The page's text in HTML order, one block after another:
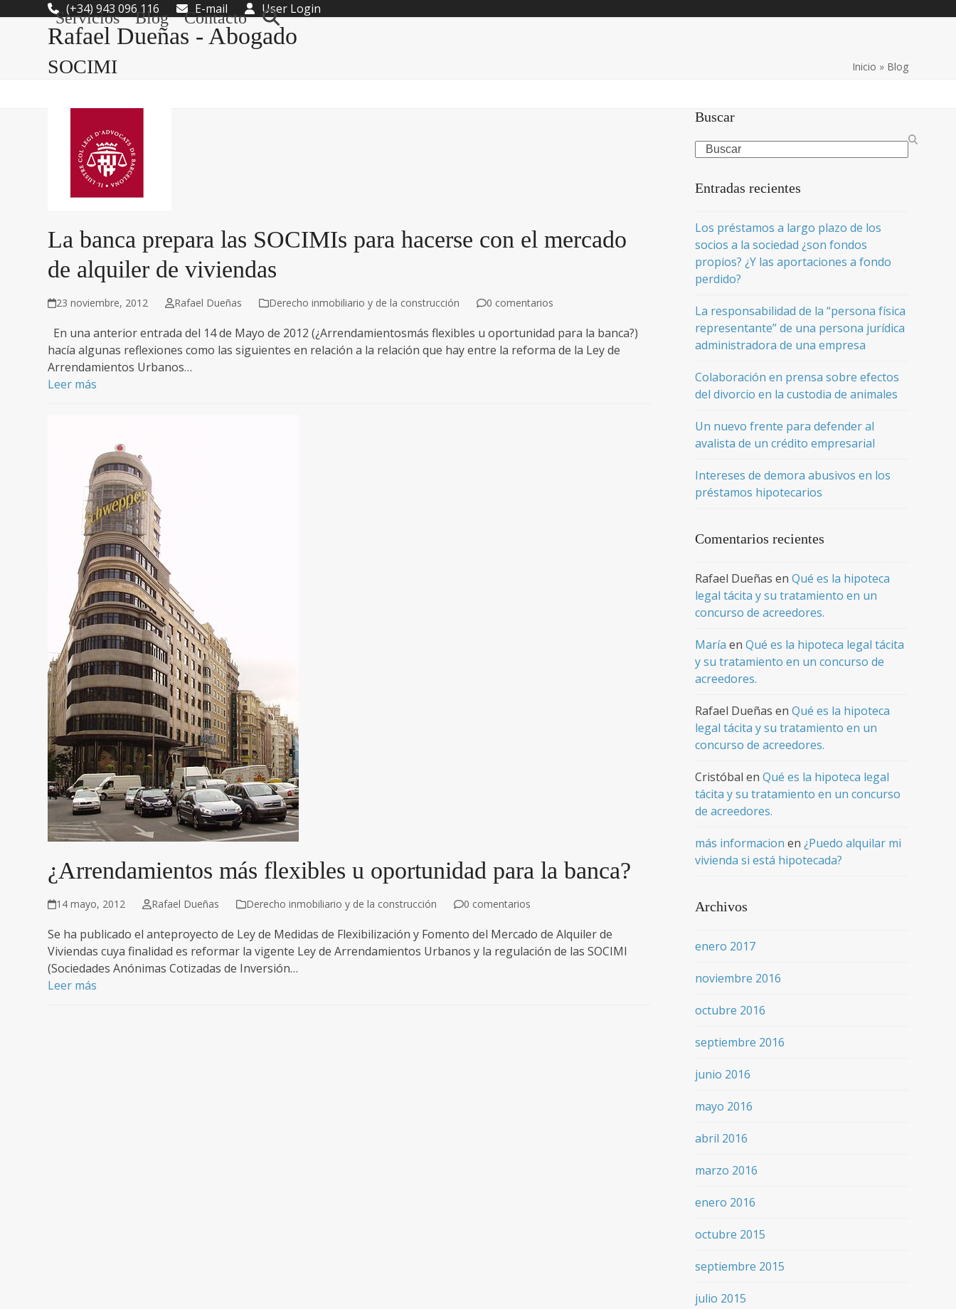
(+34) 943 096 116 E-mail User Login
Rafael Dueñas - Abogado
Servicios Blog Contacto
SOCIMI Inicio » Blog
La banca prepara las SOCIMIs para hacerse con el mercado
de alquiler de viviendas
23 noviembre, 2012 Rafael Dueñas Derecho inmobiliario y de la construcción 0 comentarios
En una anterior entrada del 14 de Mayo de 2012 (¿Arrendamientosmás flexibles u oportunidad para la banca?)
hacía algunas reflexiones como las siguientes en relación a la relación que hay entre la reforma de la Ley de
Arrendamientos Urbanos…
Leer más
¿Arrendamientos más flexibles u oportunidad para la banca?
14 mayo, 2012 Rafael Dueñas Derecho inmobiliario y de la construcción 0 comentarios
Se ha publicado el anteproyecto de Ley de Medidas de Flexibilización y Fomento del Mercado de Alquiler de
Viviendas cuya finalidad es reformar la vigente Ley de Arrendamientos Urbanos y la regulación de las SOCIMI
(Sociedades Anónimas Cotizadas de Inversión…
Leer más
Buscar
Search
Entradas recientes
Los préstamos a largo plazo de los
socios a la sociedad ¿son fondos
propios? ¿Y las aportaciones a fondo
perdido?
La responsabilidad de la “persona física
representante” de una persona jurídica
administradora de una empresa
Colaboración en prensa sobre efectos
del divorcio en la custodia de animales
Un nuevo frente para defender al
avalista de un crédito empresarial
Intereses de demora abusivos en los
préstamos hipotecarios
Comentarios recientes
Rafael Dueñas en Qué es la hipoteca
legal tácita y su tratamiento en un
concurso de acreedores.
María en Qué es la hipoteca legal tácita
y su tratamiento en un concurso de
acreedores.
Rafael Dueñas en Qué es la hipoteca
legal tácita y su tratamiento en un
concurso de acreedores.
Cristóbal en Qué es la hipoteca legal
tácita y su tratamiento en un concurso
de acreedores.
más informacion en ¿Puedo alquilar mi
vivienda si está hipotecada?
Archivos
enero 2017
noviembre 2016
octubre 2016
septiembre 2016
junio 2016
mayo 2016
abril 2016
marzo 2016
enero 2016
octubre 2015
septiembre 2015
julio 2015